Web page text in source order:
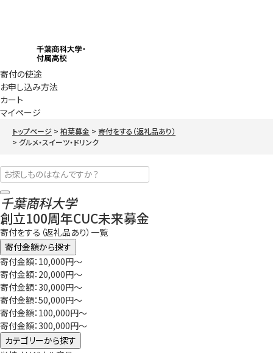
寄付の使途
お申し込み方法
カート
マイページ
トップページ 柏葉募金
寄付をする（返礼品あり）
グルメ・スイーツ・ドリンク
千葉商科大学
創立100周年CUC未来募金
寄付をする（返礼品あり）一覧
寄付金額から探す
寄付金額：10,000円～
寄付金額：20,000円～
寄付金額：30,000円～
寄付金額：50,000円～
寄付金額：100,000円～
寄付金額：300,000円～
カテゴリーから探す